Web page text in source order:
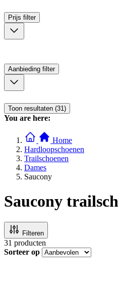
Prijs filter
Aanbieding filter
Toon resultaten (31)
You are here:
Home
Hardloopschoenen
Trailschoenen
Dames
Saucony
Saucony
Filteren
31 producten
Sorteer op